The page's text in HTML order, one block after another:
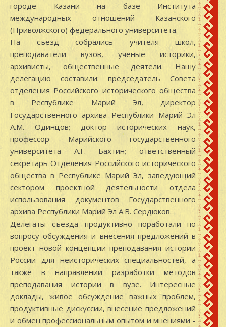
городе Казани на базе Института
международных отношений Казанского
(Приволжского) федерального университета.
На съезд собрались учителя школ,
преподаватели вузов, учёные историки,
архивисты, общественные деятели. Нашу
делегацию составили: председатель Совета
отделения Российского исторического общества
в Республике Марий Эл, директор
Государственного архива Республики Марий Эл
А.М. Одинцов; доктор исторических наук,
профессор Марийского государственного
университета А.Г. Бахтин; ответственный
секретарь Отделения Российского исторического
общества в Республике Марий Эл, заведующий
сектором проектной деятельности отдела
использования документов Государственного
архива Республики Марий Эл А.В. Сердюков.
Делегаты съезда продуктивно поработали по
вопросу обсуждения и внесения предложений в
проект новой концепции преподавания истории
России для неисторических специальностей, а
также в направлении разработки методов
преподавания истории в вузе. Интересные
доклады, живое обсуждение важных проблем,
продуктивные дискуссии, внесение предложений
и обмен профессиональным опытом и мнениями -